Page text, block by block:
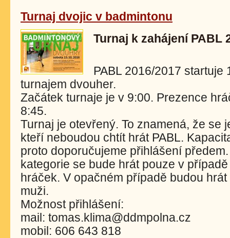
Turnaj dvojic v badmintonu
Turnaj k zahájení PABL
PABL 2016/2017 startuje
turnajem dvouher.
Začátek turnaje je v 9:00. Prezence
8:45.
Turnaj je otevřený. To znamená, že se
kteří neboudou chtít hrát PABL.
proto doporučujeme přihlášení
kategorie se bude hrát pouze v
hráček. V opačném případě budou
muži.
Možnost přihlášení:
mail: tomas.klima@ddmpolna.cz
mobil: 606 643 818